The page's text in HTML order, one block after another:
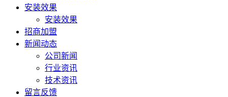
安装效果
安装效果
招商加盟
新闻动态
公司新闻
行业资讯
技术资讯
留言反馈